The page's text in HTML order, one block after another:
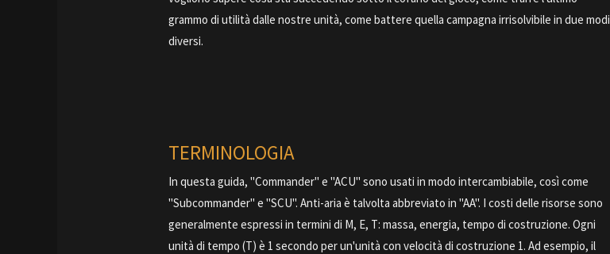
grammo di utilità dalle nostre unità, come battere quella campagna irrisolvibile in due modi
diversi.
TERMINOLOGIA
In questa guida, "Commander" e "ACU" sono usati in modo intercambiabile, così come
"Subcommander" e "SCU". Anti-aria è talvolta abbreviato in "AA". I costi delle risorse sono
generalmente espressi in termini di M, E, T: massa, energia, tempo di costruzione. Ogni
unità di tempo (T) è 1 secondo per un'unità con velocità di costruzione 1. Ad esempio, il